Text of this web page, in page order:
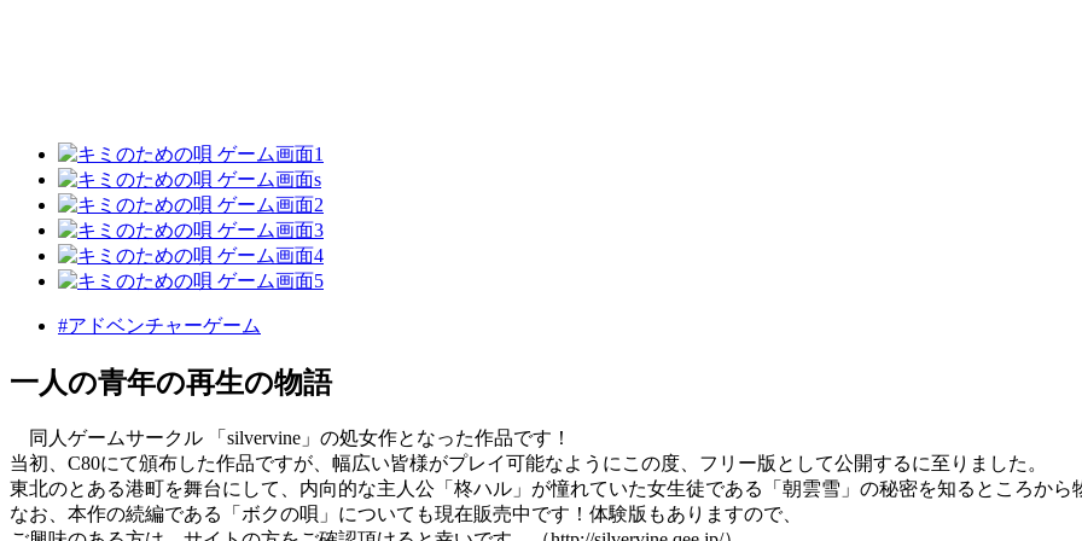
#アドベンチャーゲーム
一人の青年の再生の物語
同人ゲームサークル 「silvervine」の処女作となった作品です！
当初、C80にて頒布した作品ですが、幅広い皆様がプレイ可能なようにこの度、フリー版として公開するに至りました。
東北のとある港町を舞台にして、内向的な主人公「柊ハル」が憧れていた女生徒である「朝雲雪」の秘密を知るところから
なお、本作の続編である「ボクの唄」についても現在販売中です！体験版もありますので、